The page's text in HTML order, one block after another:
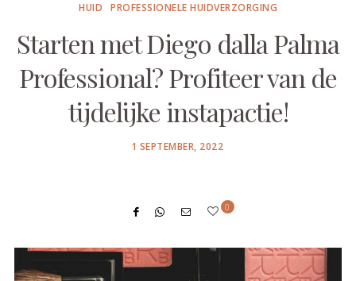
HUID PROFESSIONELE HUIDVERZORGING
Starten met Diego dalla Palma
Professional? Profiteer van de
tijdelijke instapactie!
POSTED
1 SEPTEMBER, 2022
0